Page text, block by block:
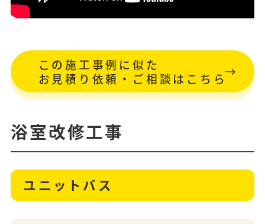
この施工事例に似た
お見積り依頼・ご相談はこちら
浴室改修工事
ユニットバス